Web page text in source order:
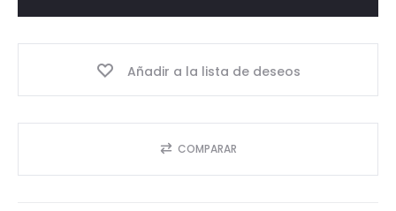
Añadir a la lista de deseos
COMPARAR